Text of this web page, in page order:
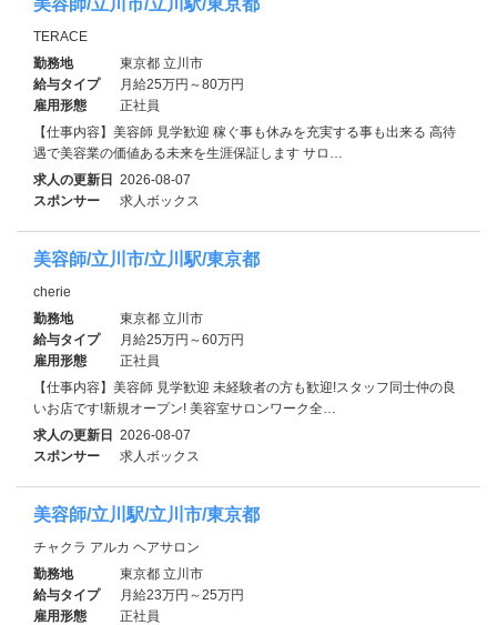
TERACE
勤務地
東京都 立川市
給与タイプ
月給25万円～80万円
雇用形態
正社員
【仕事内容】美容師 見学歓迎 稼ぐ事も休みを充実する事も出来る 高待
遇で美容業の価値ある未来を生涯保証します サロ…
求人の更新日 2026-08-07
スポンサー
求人ボックス
美容師/立川市/立川駅/東京都
cherie
勤務地
東京都 立川市
給与タイプ
月給25万円～60万円
雇用形態
正社員
【仕事内容】美容師 見学歓迎 未経験者の方も歓迎!スタッフ同士仲の良
いお店です!新規オープン! 美容室サロンワーク全…
求人の更新日 2026-08-07
スポンサー
求人ボックス
美容師/立川駅/立川市/東京都
チャクラ アルカ ヘアサロン
勤務地
東京都 立川市
給与タイプ
月給23万円～25万円
雇用形態
正社員